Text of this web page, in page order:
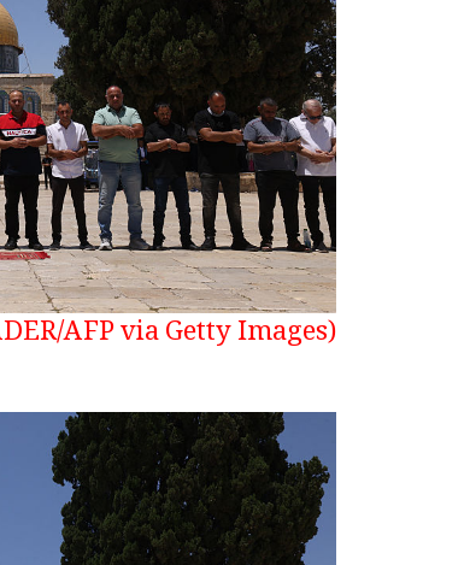
(Photo by HAZEM BADER/AFP via Getty Images)